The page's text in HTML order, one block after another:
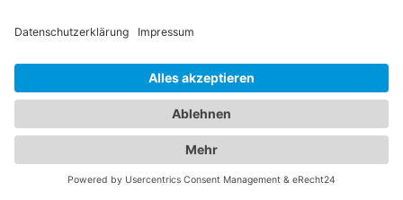
Informationen helfen dem Abschleppdienst dabei,
organisieren und sicherzustellen, dass die richtige
Ausrüstung und das geeignete Personal zur
Alles unter einem Dach:
Informationen zu